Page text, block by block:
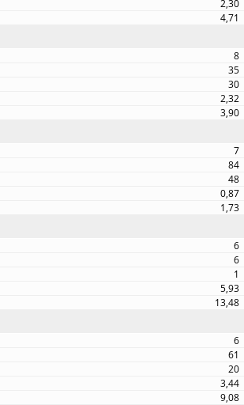
2,30
4,71
8
35
30
2,32
3,90
7
84
48
0,87
1,73
6
6
1
5,93
13,48
6
61
20
3,44
9,08